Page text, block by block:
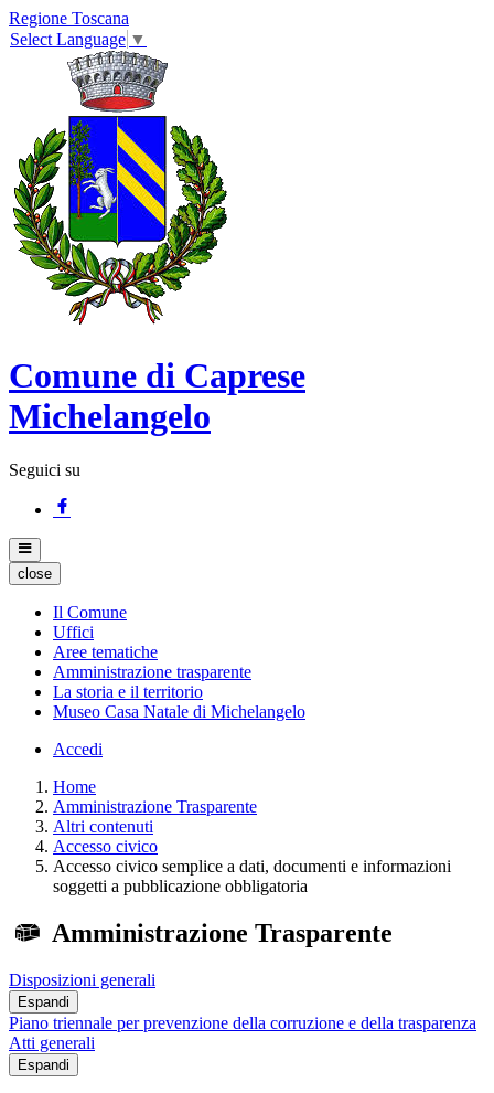
Regione Toscana
Select Language ▼
Comune di Caprese
Michelangelo
Seguici su
close
Il Comune
Uffici
Aree tematiche
Amministrazione trasparente
La storia e il territorio
Museo Casa Natale di Michelangelo
Accedi
Home
Amministrazione Trasparente
Altri contenuti
Accesso civico
Accesso civico semplice a dati, documenti e informazioni
soggetti a pubblicazione obbligatoria
Amministrazione Trasparente
Disposizioni generali
Espandi
Piano triennale per prevenzione della corruzione e della trasparenza
Atti generali
Espandi